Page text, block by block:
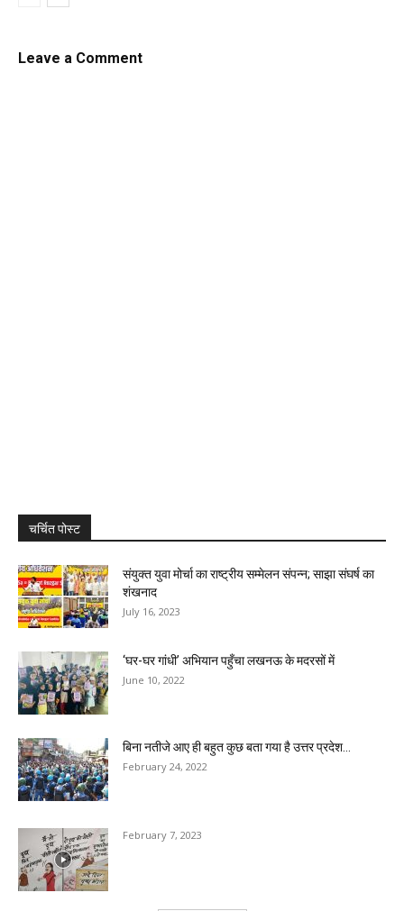
Leave a Comment
चर्चित पोस्ट
संयुक्त युवा मोर्चा का राष्ट्रीय सम्मेलन संपन्न; साझा संघर्ष का
शंखनाद
July 16, 2023
‘घर-घर गांधी’ अभियान पहुँचा लखनऊ के मदरसों में
June 10, 2022
बिना नतीजे आए ही बहुत कुछ बता गया है उत्तर प्रदेश...
February 24, 2022
February 7, 2023